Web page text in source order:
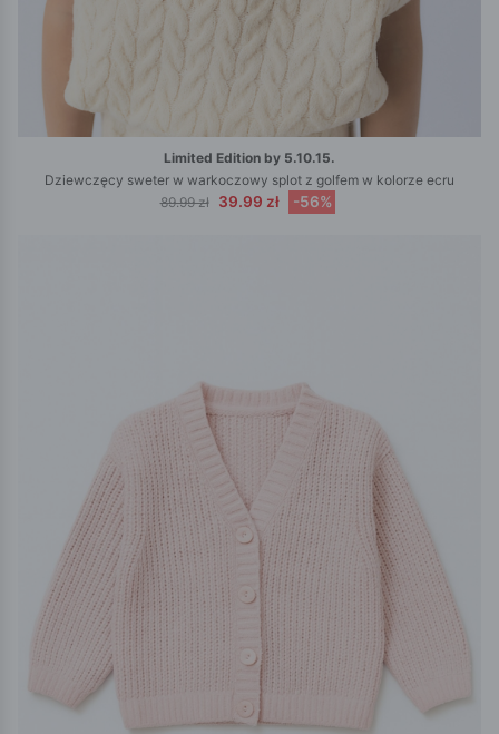
Limited Edition by 5.10.15.
Dziewczęcy sweter w warkoczowy splot z golfem w kolorze ecru
89.99 zł
39.99 zł -56%